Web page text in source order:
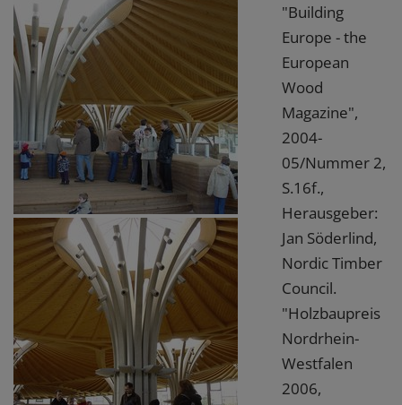
"Building
Europe - the
European
Wood
Magazine",
2004-
05/Nummer 2,
S.16f.,
Herausgeber:
Jan Söderlind,
Nordic Timber
Council.
"Holzbaupreis
Nordrhein-
Westfalen
2006,